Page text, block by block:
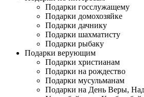
Подарки госслужащему
Подарки домохозяйке
Подарки дачнику
Подарки шахматисту
Подарки рыбаку
Подарки верующим
Подарки христианам
Подарки на рождество
Подарки мусульманам
Подарки на День Веры,